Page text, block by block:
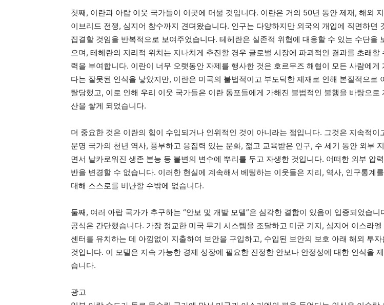
첫째, 이란과 아랍 이웃 국가들이 이곳에 머물 것입니다. 이란은 거의 50년 동안 제재, 해외
이브리드 전쟁, 심지어 참수까지 견뎌왔습니다. 인구는 다양하지만 외국의 개입에 직면하면
집결할 것임을 반복적으로 보여주었습니다. 테헤란은 실존적 위협에 대응할 수 있는 수단을
으며, 테헤란의 지리적 위치는 지나치게 추진할 경우 글로벌 시장에 파괴적인 결과를 초래할
력을 부여합니다. 이란이 너무 오랫동안 자제를 행사한 것은 호르무즈 해협이 모든 사람에게
다는 잘못된 인식을 낳았지만, 이란은 미국의 불법적이고 부도덕한 제재로 인해 본질적으로
탈당했고, 이로 인해 우리 이웃 국가들은 이란 동포들에게 가해진 불법적인 불행을 바탕으로
산을 쌓게 되었습니다.
더 중요한 것은 이란의 힘이 수입되거나 인위적인 것이 아니라는 점입니다. 그것은 지속적이
문명 국가의 천년 역사, 풍부하고 응집력 있는 문화, 젊고 교육받은 인구, 수 세기 동안 외부
면서 날카로워진 생존 본능 등 불변의 변수에 뿌리를 두고 자생한 것입니다. 어떠한 외부 압
반을 변경할 수 없습니다. 이러한 현실에 계속해서 베팅하는 이웃들은 지리, 역사, 인구통계
대해 스스로를 비난할 수밖에 없습니다.
둘째, 여러 아랍 국가가 추구하는 “안보 및 개발 모델”은 심각한 결함이 있음이 입증되었습니
공식은 간단했습니다. 가장 정교한 미국 무기 시스템을 조달하고 미군 기지, 심지어 이스라엘
센터를 유치하는 데 아낌없이 지출하여 보안을 구입하고, 수입된 보안의 보호 아래 해외 투자
것입니다. 이 모델은 지속 가능한 경제 성장에 필요한 진정한 안보나 안정성에 대한 인식을
습니다.
광고